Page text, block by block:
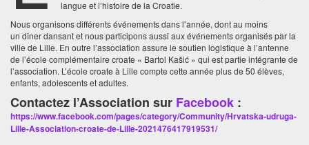
langue et l’histoire de la Croatie.
Nous organisons différents événements dans l’année, dont au moins
un dîner dansant et nous participons aussi aux événements organisés par la
ville de Lille. En outre l’association assure le soutien logistique à l’antenne
de l’école complémentaire croate « Bartol Kašić » qui est partie intégrante de
l’association. L’école croate à Lille compte cette année plus de 50 élèves,
enfants, adolescents et adultes.
Contactez l’Association sur Facebook :
https://www.facebook.com/pages/category/Community/Hrvatska-udruga-
Lille-Association-croate-de-Lille-2021476417919531/